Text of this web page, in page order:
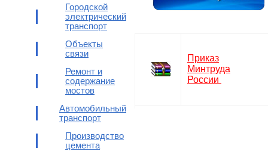
Городской
электрический
транспорт
Объекты
связи
Ремонт и
содержание
мостов
Автомобильный
транспорт
Производство
цемента
Приказ
Минтруда
России